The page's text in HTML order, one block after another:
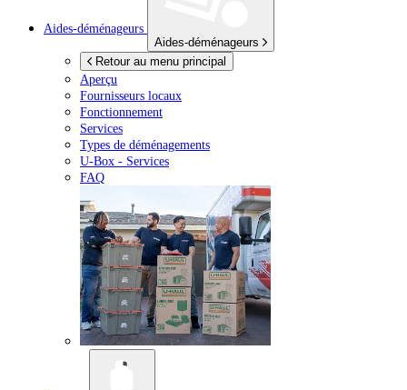
Aides-déménageurs
Aides-déménageurs
Retour au menu principal
Aperçu
Fournisseurs locaux
Fonctionnement
Services
Types de déménagements
U-Box - Services
FAQ